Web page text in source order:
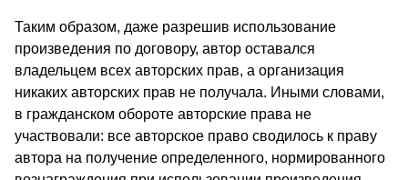
Таким образом, даже разрешив использование
произведения по договору, автор оставался
владельцем всех авторских прав, а организация
никаких авторских прав не получала. Иными словами,
в гражданском обороте авторские права не
участвовали: все авторское право сводилось к праву
автора на получение определенного, нормированного